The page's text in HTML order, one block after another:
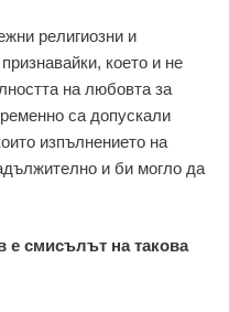
религиозни и
което и не
на любовта за
са допускали
изпълнението на
и би могло да
е смисълът на такова